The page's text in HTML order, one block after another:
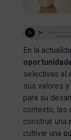
En la
selectivas al
sus valores
para su
contexto, las
construir una
cultivar una